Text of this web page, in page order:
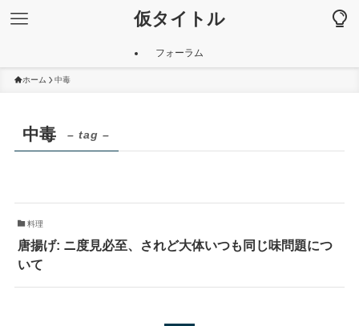
仮タイトル
フォーラム
ホーム 中毒
中毒 – tag –
料理
唐揚げ: ニ度見必至、されど大体いつも同じ味問題につ
いて